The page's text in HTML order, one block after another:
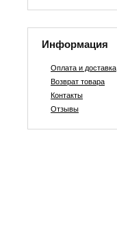
Информация
Оплата и доставка
Возврат товара
Контакты
Отзывы